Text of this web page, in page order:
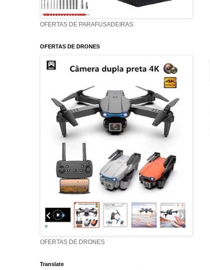
OFERTAS DE PARAFUSADEIRAS
OFERTAS DE DRONES
OFERTAS DE DRONES
Translate